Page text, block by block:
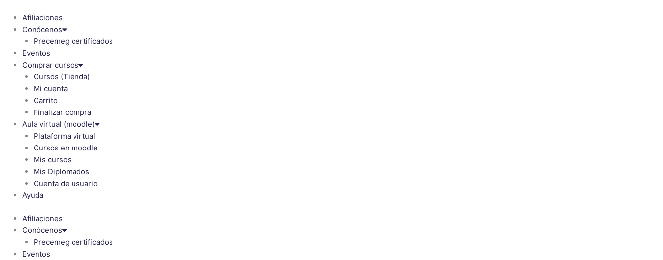
contenido
Afiliaciones
Conócenos
Precemeg certificados
Eventos
Comprar cursos
Cursos (Tienda)
Mi cuenta
Carrito
Finalizar compra
Aula virtual (moodle)
Plataforma virtual
Cursos en moodle
Mis cursos
Mis Diplomados
Cuenta de usuario
Ayuda
Afiliaciones
Conócenos
Precemeg certificados
Eventos